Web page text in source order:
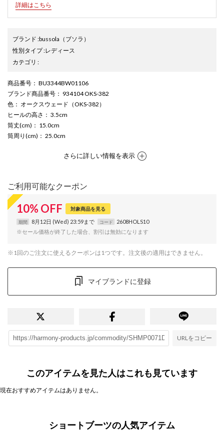
詳細はこちら
ブランド :bussola （ブソラ）
性別タイプ:レディース
カテゴリ :
商品番号 ： BU3344BW01106
ブランド商品番号 ： 934104 OKS-382
色 ： オークスウェード（OKS-382）
ヒールの高さ ： 3.5cm
筒丈(cm) ： 15.0cm
筒周り(cm) ： 25.0cm
さらに詳しい情報を表示
ご利用可能なクーポン
10% OFF 対象商品を見る
期間 8月12日 (Wed) 23:59まで コード
2608HOLS10
※セール価格が終了した場合、割引は無効になります
※1回のご注文に使えるクーポンは1つです。注文後の適用はできません。
マイブランドに登録
URLをコピー
このアイテムを見た人はこれも見ています
現在おすすめアイテムはありません。
ショートブーツの人気アイテム